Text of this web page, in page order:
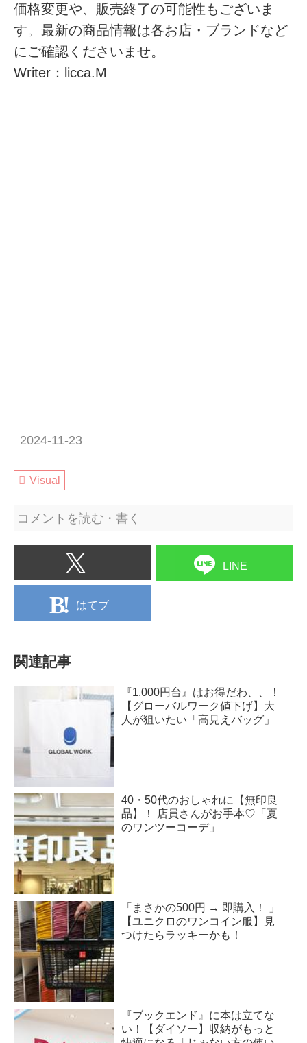
価格変更や、販売終了の可能性もございま
す。最新の商品情報は各お店・ブランドなど
にご確認くださいませ。
Writer：licca.M
2024-11-23
Visual
コメントを読む・書く
LINE
はてブ
関連記事
『1,000円台』はお得だわ、、！
【グローバルワーク値下げ】大
人が狙いたい「高見えバッグ」
40・50代のおしゃれに【無印良
品】！ 店員さんがお手本♡「夏
のワンツーコーデ」
「まさかの500円 → 即購入！ 」
【ユニクロのワンコイン服】見
つけたらラッキーかも！
『ブックエンド』に本は立てな
い！【ダイソー】収納がもっと